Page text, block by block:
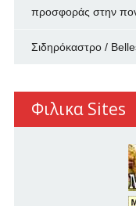
προσφοράς στην
Σιδηρόκαστρο /
Φιλικα Sites